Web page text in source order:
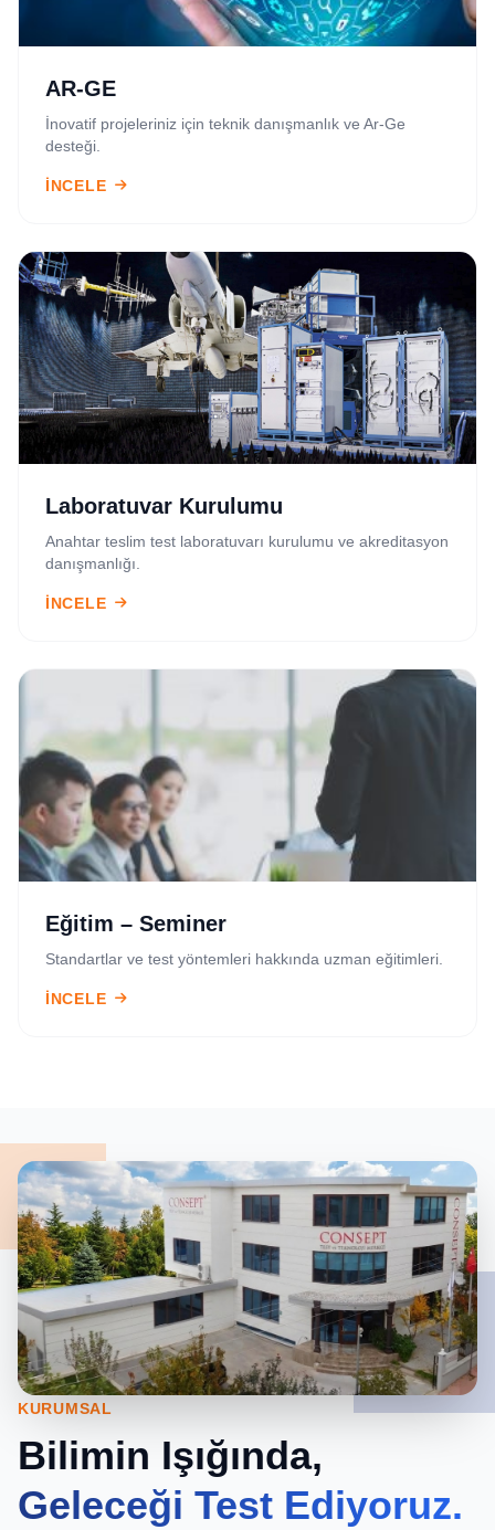
AR-GE
İnovatif projeleriniz için teknik danışmanlık ve Ar-Ge
desteği.
İNCELE
Laboratuvar Kurulumu
Anahtar teslim test laboratuvarı kurulumu ve akreditasyon
danışmanlığı.
İNCELE
Eğitim – Seminer
Standartlar ve test yöntemleri hakkında uzman eğitimleri.
İNCELE
KURUMSAL
Bilimin Işığında,
Geleceği Test Ediyoruz.